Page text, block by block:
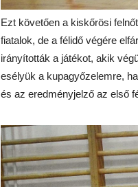
Ezt követően a kiskőrösi
fiatalok, de a félidő végére
irányították a játékot, akik
esélyük a kupagyőzelemre,
és az eredményjelző az első